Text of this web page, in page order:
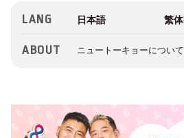
LANG
ABOUT ニュートーキョーについて